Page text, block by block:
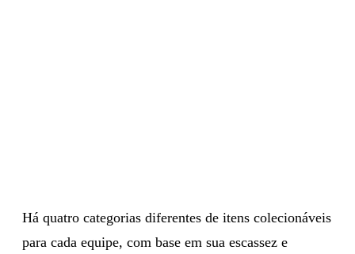
Há quatro categorias diferentes de itens colecionáveis
para cada equipe, com base em sua escassez e